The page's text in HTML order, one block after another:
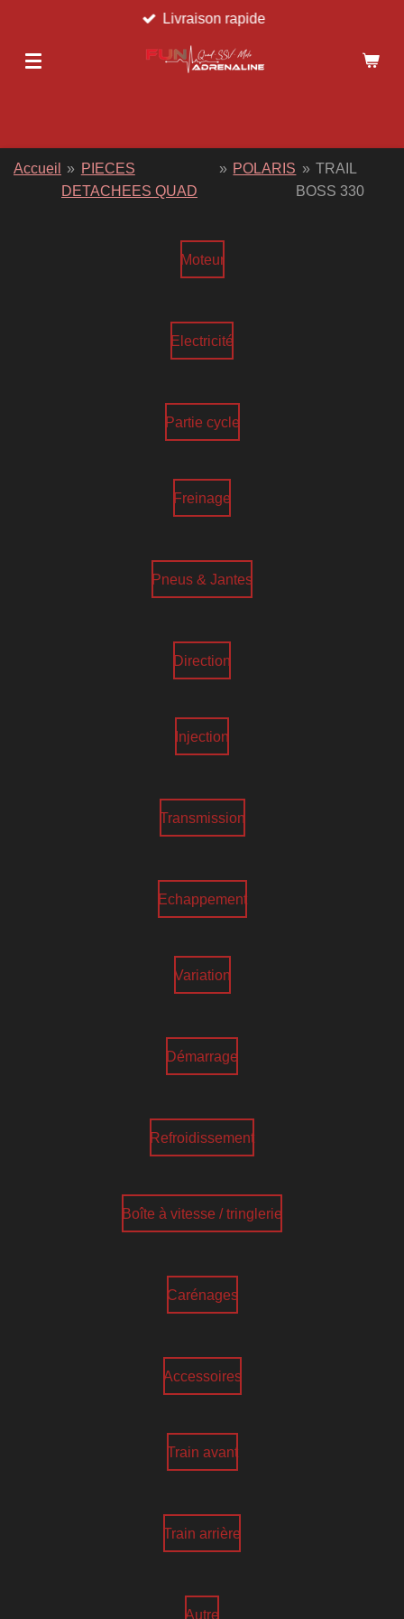
contenu
Livraison rapide
Accueil » PIECES
DETACHEES QUAD
» POLARIS » TRAIL
BOSS 330
Moteur
Electricité
Partie cycle
Freinage
Pneus & Jantes
Direction
Injection
Transmission
Echappement
Variation
Démarrage
Refroidissement
Boîte à vitesse / tringlerie
Carénages
Accessoires
Train avant
Train arrière
Autre